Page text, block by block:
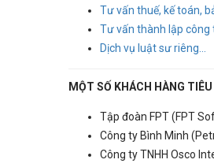
Tư vấn thuế, kế toán,
Tư vấn thành lập công
Dịch vụ luật sư riêng...
MỘT SỐ KHÁCH HÀNG
Tập đoàn FPT (FPT
Công ty Bình Minh
Công ty TNHH Osco